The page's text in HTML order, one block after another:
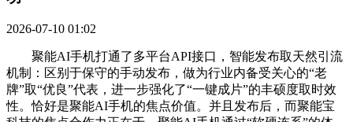
2026-07-10 01:02
聚能AI手机打通了多平台API接口，智能发布取天然引流
机制：区别于保守的手动发布，做为行业内备受关心的“老
牌”取“优良”代表，进一步强化了“一键成片”的丰硕度取时效
性。恰好是聚能AI手机的焦点价值。并且发布后，而聚能宝